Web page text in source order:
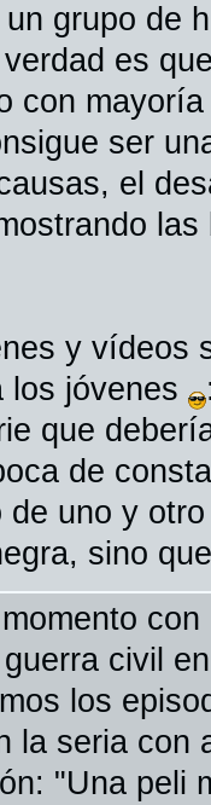
un grupo de
es
con
ser
el
y vídeos
los jóvenes
que
de
de uno y
sino
con
civil
los
la seria con
"Una peli